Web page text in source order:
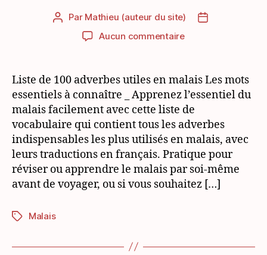
Auteur
l’article
Par Mathieu (auteur du site)
Date
Aucun commentairesur
utiles
à
connaître
en
malais
Liste de 100 adverbes utiles en malais Les mots
essentiels à connaître _ Apprenez l’essentiel du
malais facilement avec cette liste de
vocabulaire qui contient tous les adverbes
indispensables les plus utilisés en malais, avec
leurs traductions en français. Pratique pour
réviser ou apprendre le malais par soi-même
avant de voyager, ou si vous souhaitez […]
Étiquettes
Malais